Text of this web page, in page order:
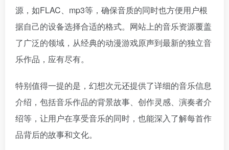
源，如FLAC、mp3等，确保音质的同时也方便用户根
据自己的设备选择合适的格式。网站上的音乐资源覆盖
了广泛的领域，从经典的动漫游戏原声到最新的独立音
乐作品，应有尽有。
特别值得一提的是，幻想次元还提供了详细的音乐信息
介绍，包括音乐作品的背景故事、创作灵感、演奏者介
绍等，让用户在享受音乐的同时，也能深入了解每首作
品背后的故事和文化。